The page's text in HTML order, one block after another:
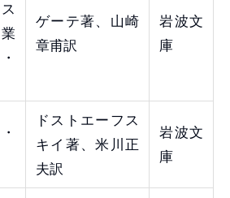
・
ゲーテ著、山崎
章甫訳
岩波文
庫
・
ドストエーフス
キイ著、米川正
夫訳
岩波文
庫